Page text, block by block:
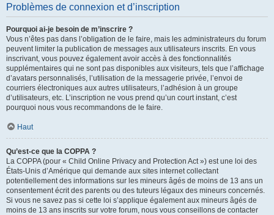
Problèmes de connexion et d’inscription
Pourquoi ai-je besoin de m’inscrire ?
Vous n’êtes pas dans l’obligation de le faire, mais les administrateurs du forum
peuvent limiter la publication de messages aux utilisateurs inscrits. En vous
inscrivant, vous pouvez également avoir accès à des fonctionnalités
supplémentaires qui ne sont pas disponibles aux visiteurs, tels que l’affichage
d’avatars personnalisés, l’utilisation de la messagerie privée, l’envoi de
courriers électroniques aux autres utilisateurs, l’adhésion à un groupe
d’utilisateurs, etc. L’inscription ne vous prend qu’un court instant, c’est
pourquoi nous vous recommandons de le faire.
Haut
Qu’est-ce que la COPPA ?
La COPPA (pour « Child Online Privacy and Protection Act ») est une loi des
États-Unis d’Amérique qui demande aux sites internet collectant
potentiellement des informations sur les mineurs âgés de moins de 13 ans un
consentement écrit des parents ou des tuteurs légaux des mineurs concernés.
Si vous ne savez pas si cette loi s’applique également aux mineurs âgés de
moins de 13 ans inscrits sur votre forum, nous vous conseillons de contacter